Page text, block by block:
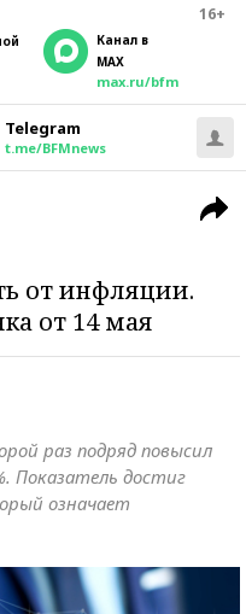
16+
Канал в
MAX
max.ru/bfm
Telegram
t.me/BFMnews
от инфляции.
от 14 мая
раз подряд повысил
Показатель достиг
означает